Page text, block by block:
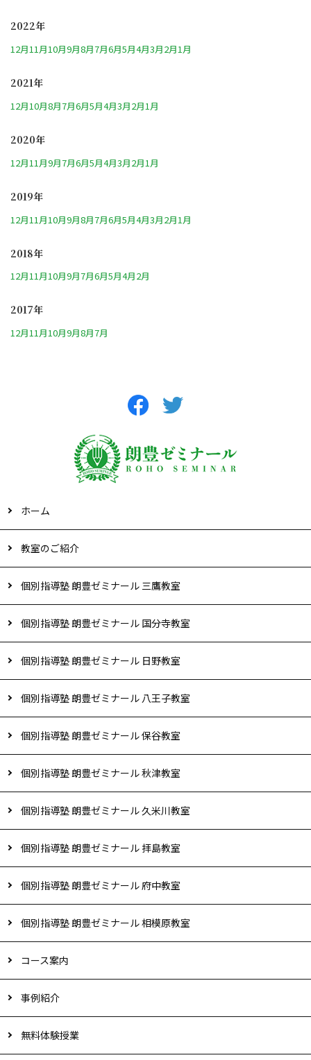
2022年
12月11月10月9月8月7月6月5月4月3月2月1月
2021年
12月10月8月7月6月5月4月3月2月1月
2020年
12月11月9月7月6月5月4月3月2月1月
2019年
12月11月10月9月8月7月6月5月4月3月2月1月
2018年
12月11月10月9月7月6月5月4月2月
2017年
12月11月10月9月8月7月
ホーム
教室のご紹介
個別指導塾 朗豊ゼミナール 三鷹教室
個別指導塾 朗豊ゼミナール 国分寺教室
個別指導塾 朗豊ゼミナール 日野教室
個別指導塾 朗豊ゼミナール 八王子教室
個別指導塾 朗豊ゼミナール 保谷教室
個別指導塾 朗豊ゼミナール 秋津教室
個別指導塾 朗豊ゼミナール 久米川教室
個別指導塾 朗豊ゼミナール 拝島教室
個別指導塾 朗豊ゼミナール 府中教室
個別指導塾 朗豊ゼミナール 相模原教室
コース案内
事例紹介
無料体験授業